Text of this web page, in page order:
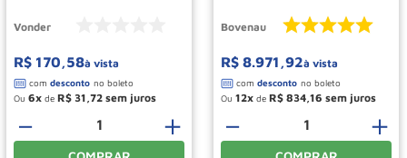
Vonder
R$ 170,58à vista
Ou 6 de R$ 31 72
＋
－
Bovenau
R$ 8.971 ,92à vista
Ou 12 de R$ 834 16
＋
－